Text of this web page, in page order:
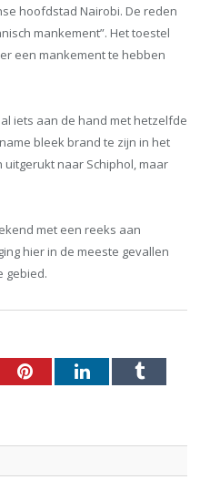
hoofdstad Nairobi. De reden
mankement”. Het toestel
een mankement te hebben
iets aan de hand met hetzelfde
bleek brand te zijn in het
naar Schiphol, maar
met een reeks aan
hier in de meeste gevallen
gebied.
PinterestLinkedInTumblr